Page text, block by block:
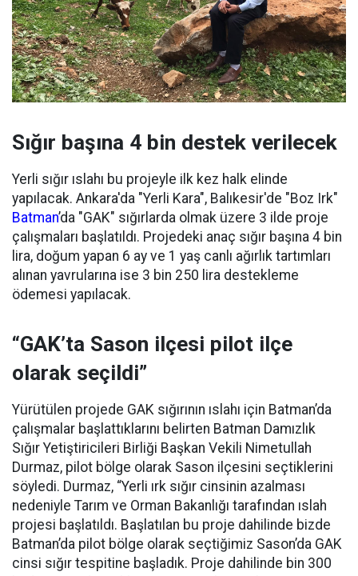
Sığır başına 4 bin destek verilecek
Yerli sığır ıslahı bu projeyle ilk kez halk elinde
yapılacak. Ankara'da "Yerli Kara", Balıkesir'de "Boz Irk"
Batman’da "GAK" sığırlarda olmak üzere 3 ilde proje
çalışmaları başlatıldı. Projedeki anaç sığır başına 4 bin
lira, doğum yapan 6 ay ve 1 yaş canlı ağırlık tartımları
alınan yavrularına ise 3 bin 250 lira destekleme
ödemesi yapılacak.
“GAK’ta Sason ilçesi pilot ilçe
olarak seçildi”
Yürütülen projede GAK sığırının ıslahı için Batman’da
çalışmalar başlattıklarını belirten Batman Damızlık
Sığır Yetiştiricileri Birliği Başkan Vekili Nimetullah
Durmaz, pilot bölge olarak Sason ilçesini seçtiklerini
söyledi. Durmaz, “Yerli ırk sığır cinsinin azalması
nedeniyle Tarım ve Orman Bakanlığı tarafından ıslah
projesi başlatıldı. Başlatılan bu proje dahilinde bizde
Batman’da pilot bölge olarak seçtiğimiz Sason’da GAK
cinsi sığır tespitine başladık. Proje dahilinde bin 300